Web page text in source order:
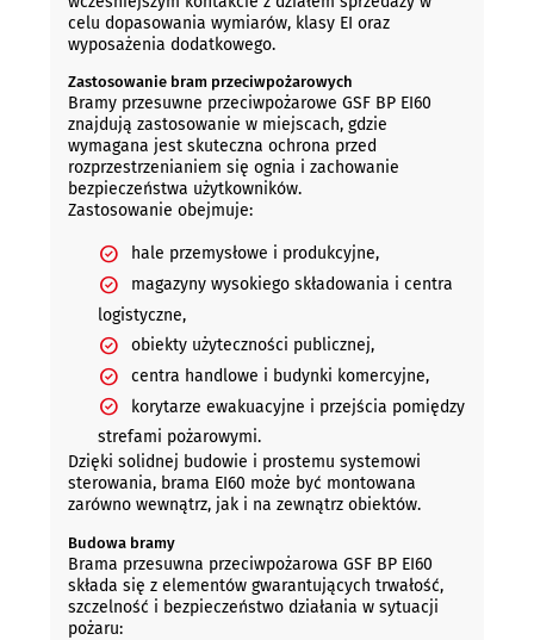
celu dopasowania wymiarów, klasy EI oraz
wyposażenia dodatkowego.
Zastosowanie bram przeciwpożarowych
Bramy przesuwne przeciwpożarowe GSF BP EI60
znajdują zastosowanie w miejscach, gdzie
wymagana jest skuteczna ochrona przed
rozprzestrzenianiem się ognia i zachowanie
bezpieczeństwa użytkowników.
Zastosowanie obejmuje:
hale przemysłowe i produkcyjne,
magazyny wysokiego składowania i centra
logistyczne,
obiekty użyteczności publicznej,
centra handlowe i budynki komercyjne,
korytarze ewakuacyjne i przejścia pomiędzy
strefami pożarowymi.
Dzięki solidnej budowie i prostemu systemowi
sterowania, brama EI60 może być montowana
zarówno wewnątrz, jak i na zewnątrz obiektów.
Budowa bramy
Brama przesuwna przeciwpożarowa GSF BP EI60
składa się z elementów gwarantujących trwałość,
szczelność i bezpieczeństwo działania w sytuacji
pożaru: